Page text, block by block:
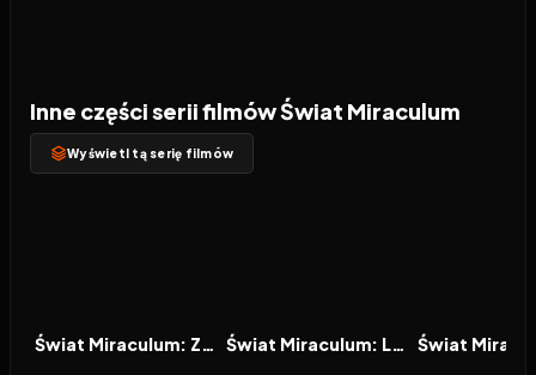
Inne części serii filmów Świat Miraculum
Wyświetl tą serię filmów
FILM Świat Miraculum: Zjednoczeni herosi w Nowym Jorku FILM Świat Miraculum: Legenda o smoczycy z Szanghaju FILM